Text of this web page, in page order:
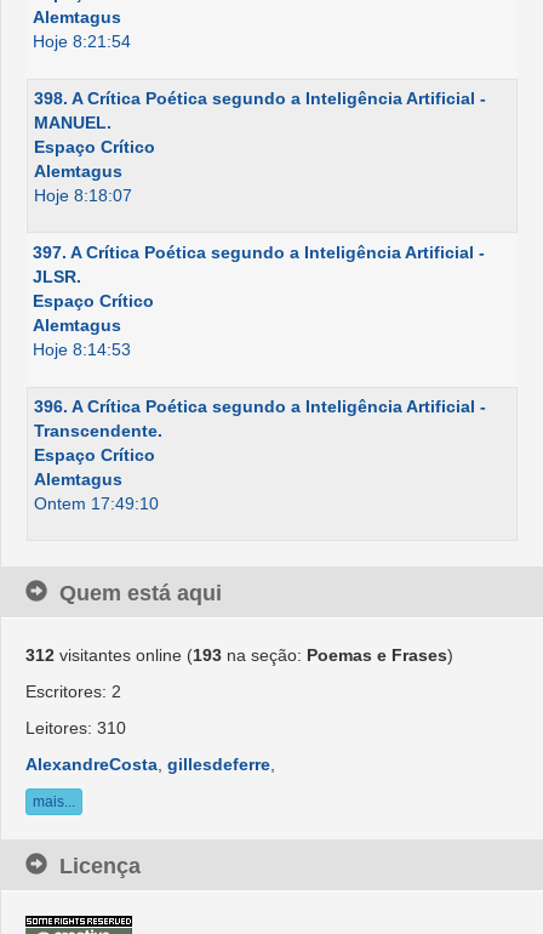
Alemtagus
Hoje 8:21:54
398. A Crítica Poética segundo a Inteligência Artificial -
MANUEL.
Espaço Crítico
Alemtagus
Hoje 8:18:07
397. A Crítica Poética segundo a Inteligência Artificial -
JLSR.
Espaço Crítico
Alemtagus
Hoje 8:14:53
396. A Crítica Poética segundo a Inteligência Artificial -
Transcendente.
Espaço Crítico
Alemtagus
Ontem 17:49:10
Quem está aqui
312 visitantes online (193 na seção: Poemas e Frases)
Escritores: 2
Leitores: 310
AlexandreCosta gillesdeferre
mais...
Licença